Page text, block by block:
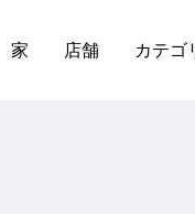
家 店舗 カテゴ